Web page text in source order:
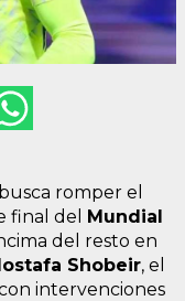
busca romper el
final del Mundial
del resto en
Shobeir, el
intervenciones